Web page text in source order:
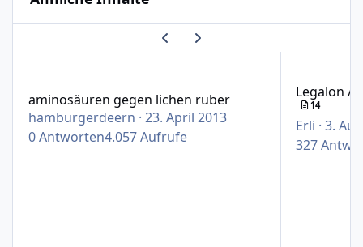
Vorherige Karussell-Folie
Nächste Karussell-Folie
aminosäuren gegen lichen ruber
hamburgerdeern ·23. April 2013
0Antworten4.057Aufrufe
Legalon /
14
Erli ·3.
327